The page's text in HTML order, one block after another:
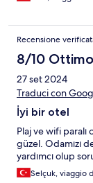
Recensione
8/10 Ottimo
27 set 2024
Traduci con
İyi bir otel
Plaj ve wifi paralı
güzel. Odamızı
yardımcı olup
Selçuk, viaggio